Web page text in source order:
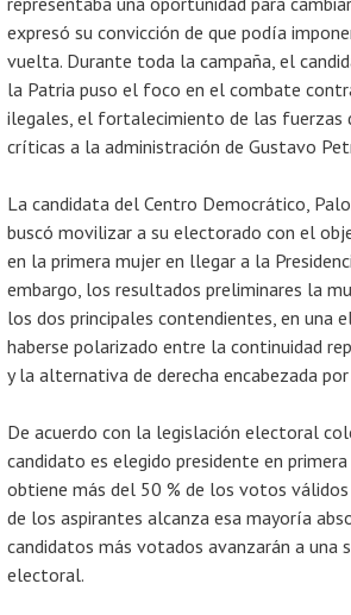
expresó su convicción de que podía
vuelta. Durante toda la campaña, el
la Patria puso el foco en el combate
ilegales, el fortalecimiento de las fuerzas
críticas a la administración de Gustavo
La candidata del Centro Democrático,
buscó movilizar a su electorado con el
en la primera mujer en llegar a la
embargo, los resultados preliminares la
los dos principales contendientes, en una
haberse polarizado entre la continuidad
y la alternativa de derecha encabezada
De acuerdo con la legislación electoral
candidato es elegido presidente en
obtiene más del 50 % de los votos válidos
de los aspirantes alcanza esa mayoría
candidatos más votados avanzarán a una
electoral.